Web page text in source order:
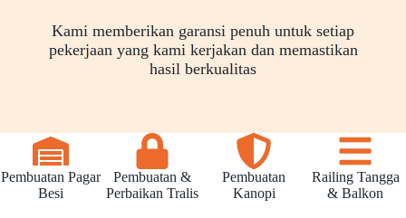
Kami memberikan garansi penuh untuk setiap
pekerjaan yang kami kerjakan dan memastikan
hasil berkualitas
Pembuatan Pagar
Besi
Pembuatan &
Perbaikan Tralis
Pembuatan
Kanopi
Railing Tangga
& Balkon